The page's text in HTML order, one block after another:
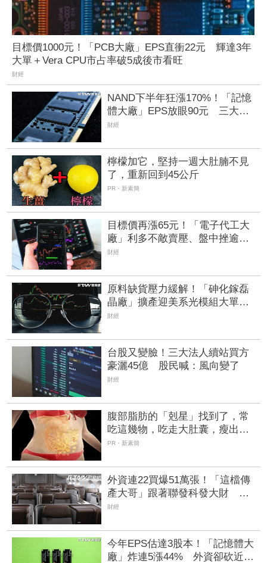
目標價1000元！「PCB大廠」EPS直衝22元 輝達3年
大單＋Vera CPU市占率破5成後市看旺
財經
NAND下半年狂漲170%！「記憶
體大廠」EPS放眼90元 三大法
人補貨2.6萬張挹注32.9億元
財經
檸檬加它，堅持一週大肚腩不見
了，重新回到45公斤
PR・新素簡
目標價再漲65元！「電子代工大
廠」利多不敵賣壓、盤中挫逾
1% 鴻準攻漲停逾1.3萬張買單
財經
原料缺貨壓力緩解！「砷化鎵磊
晶廠」擴產迎美系光模組大單
目標價上探430元
財經
台股又變臉！三大法人續站買方
豪灑45億 股民喊：風向變了
財經
腹部脂肪的「剋星」找到了，常
吃這幾物，吃走大肚囊，瘦出小
蠻腰
PR・新素簡
外資連22買爆51萬張！「這檔傳
產大哥」跟著聯發科發大財 打
造高效通道營收創新高
財經
今年EPS估達3股本！「記憶體大
廠」炸連5漲44% 外資卻砍近